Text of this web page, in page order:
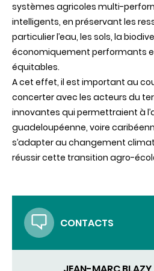
systèmes agricoles multi-
intelligents, en préservant les
particulierl’eau, les sols, la
économiquement performants
équitables.
Acet effet, il est important au
concerteravec les acteurs du
innovantes qui permettraient à
guadeloupéenne, voire
s’adapter au changement
réussir cette transition agro-
CONTACTS